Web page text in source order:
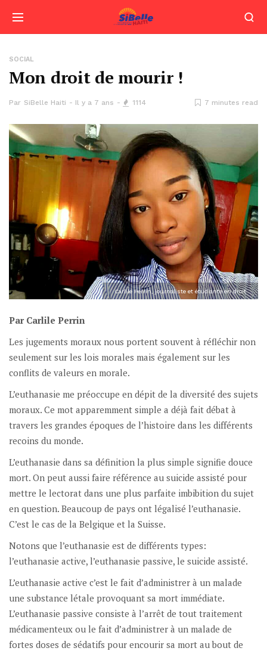
SOCIAL
Mon droit de mourir !
Par SiBelle Haiti Il y a 7 ans 1114 7 minutes read
Carlile Perrin, journaliste et étudiante en droit
Par Carlile Perrin
Les jugements moraux nous portent souvent à réfléchir non
seulement sur les lois morales mais également sur les
conflits de valeurs en morale.
L’euthanasie me préoccupe en dépit de la diversité des sujets
moraux. Ce mot apparemment simple a déjà fait débat à
travers les grandes époques de l’histoire dans les différents
recoins du monde.
L’euthanasie dans sa définition la plus simple signifie douce
mort. On peut aussi faire référence au suicide assisté pour
mettre le lectorat dans une plus parfaite imbibition du sujet
en question. Beaucoup de pays ont légalisé l’euthanasie.
C’est le cas de la Belgique et la Suisse.
Notons que l’euthanasie est de différents types:
l’euthanasie active, l’euthanasie passive, le suicide assisté.
L’euthanasie active c’est le fait d’administrer à un malade
une substance létale provoquant sa mort immédiate.
L’euthanasie passive consiste à l’arrêt de tout traitement
médicamenteux ou le fait d’administrer à un malade de
fortes doses de sédatifs pour encourir sa mort au bout de